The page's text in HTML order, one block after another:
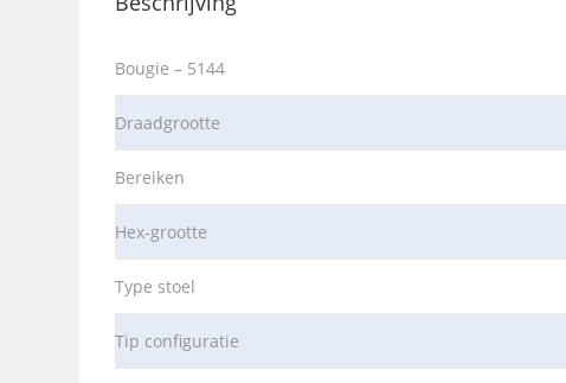
Bougie – 5144
Draadgrootte
Bereiken
Hex-grootte
Type stoel
Tip configuratie